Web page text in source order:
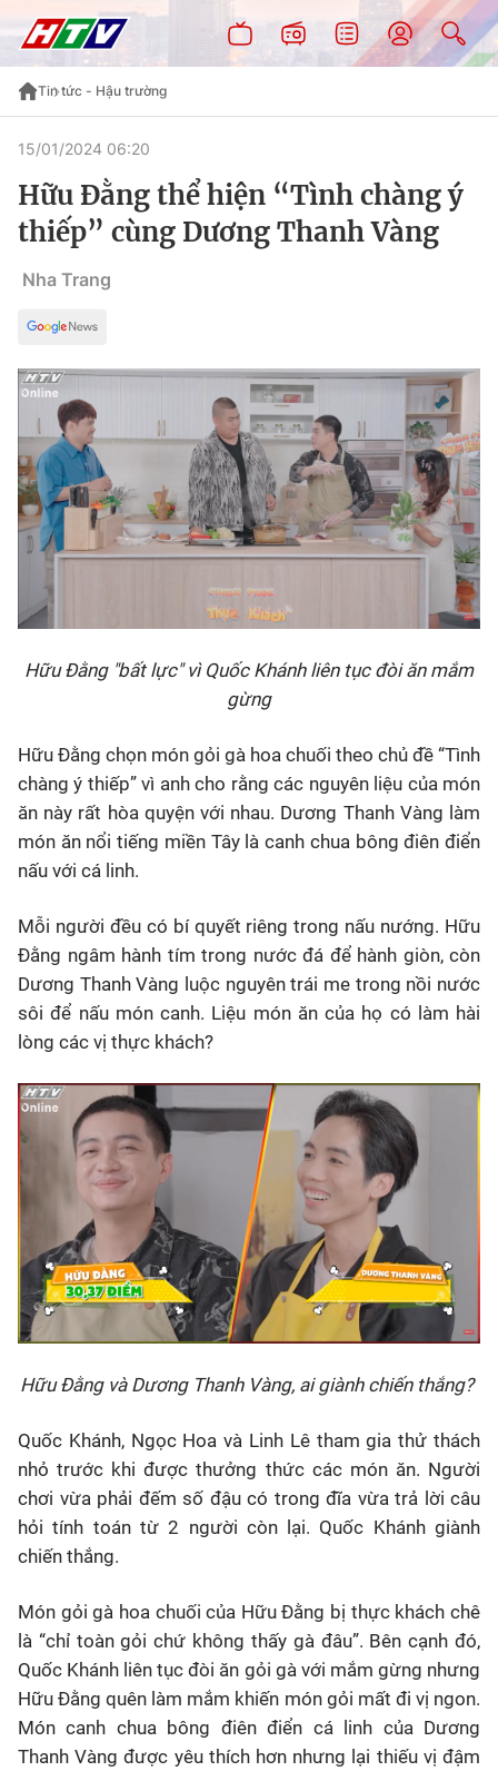
Tin tức - Hậu trường
15/01/2024 06:20
Hữu Đằng thể hiện “Tình chàng ý
thiếp” cùng Dương Thanh Vàng
Nha Trang
Hữu Đằng "bất lực" vì Quốc Khánh liên tục đòi ăn mắm
gừng
Hữu Đằng chọn món gỏi gà hoa chuối theo chủ đề “Tình
chàng ý thiếp” vì anh cho rằng các nguyên liệu của món
ăn này rất hòa quyện với nhau. Dương Thanh Vàng làm
món ăn nổi tiếng miền Tây là canh chua bông điên điển
nấu với cá linh.
Mỗi người đều có bí quyết riêng trong nấu nướng. Hữu
Đằng ngâm hành tím trong nước đá để hành giòn, còn
Dương Thanh Vàng luộc nguyên trái me trong nồi nước
sôi để nấu món canh. Liệu món ăn của họ có làm hài
lòng các vị thực khách?
Hữu Đằng và Dương Thanh Vàng, ai giành chiến thắng?
Quốc Khánh, Ngọc Hoa và Linh Lê tham gia thử thách
nhỏ trước khi được thưởng thức các món ăn. Người
chơi vừa phải đếm số đậu có trong đĩa vừa trả lời câu
hỏi tính toán từ 2 người còn lại. Quốc Khánh giành
chiến thắng.
Món gỏi gà hoa chuối của Hữu Đằng bị thực khách chê
là “chỉ toàn gỏi chứ không thấy gà đâu”. Bên cạnh đó,
Quốc Khánh liên tục đòi ăn gỏi gà với mắm gừng nhưng
Hữu Đằng quên làm mắm khiến món gỏi mất đi vị ngon.
Món canh chua bông điên điển cá linh của Dương
Thanh Vàng được yêu thích hơn nhưng lại thiếu vị đậm